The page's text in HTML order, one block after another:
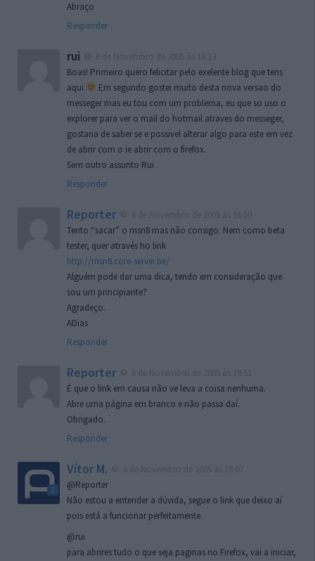
Abraço
Responder
rui
Boas! Primeiro quero felicitar pelo exelente blog que tens
aqui
Em segundo gostei muito desta nova versao do
messeger mas eu tou com um problema, eu que so uso o
explorer para ver o mail do hotmail atraves do messeger,
gostaria de saber se e possivel alterar algo para este em vez
de abrir com o ie abrir com o firefox.
Sem outro assunto Rui
Responder
Reporter
Tento “sacar” o msn8 mas não consigo. Nem como beta
tester, quer através ho link
http://msn8.core-server.be/
Alguém pode dar uma dica, tendo em consideração que
sou um principiante?
Agradeço.
ADias
Responder
Reporter
É que o link em causa não ve leva a coisa nenhuma.
Abre uma página em branco e não passa daí.
Obrigado.
Responder
Vítor M.
@Reporter
Não estou a entender a dúvida, segue o link que deixo aí
pois está a funcionar perfeitamente.
@rui
para abrires tudo o que seja paginas no Firefox, vai a iniciar,